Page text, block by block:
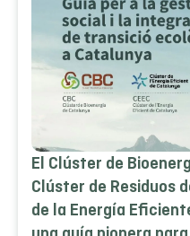
El Clúster de
Clúster de Residuos
de la Energía